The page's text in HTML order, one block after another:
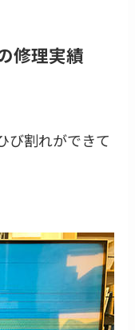
修理実績
び割れができて